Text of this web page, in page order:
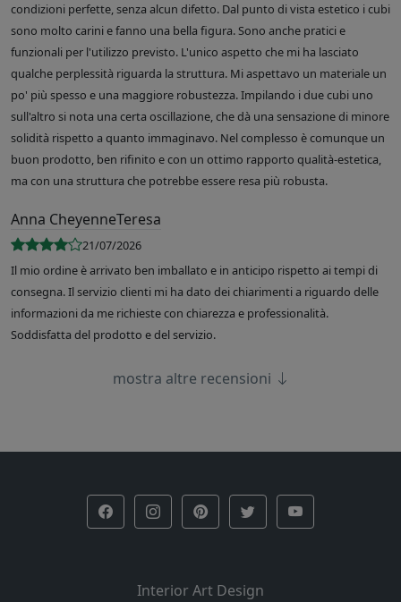
condizioni perfette, senza alcun difetto. Dal punto di vista estetico i cubi
sono molto carini e fanno una bella figura. Sono anche pratici e
funzionali per l'utilizzo previsto. L'unico aspetto che mi ha lasciato
qualche perplessità riguarda la struttura. Mi aspettavo un materiale un
po' più spesso e una maggiore robustezza. Impilando i due cubi uno
sull'altro si nota una certa oscillazione, che dà una sensazione di minore
solidità rispetto a quanto immaginavo. Nel complesso è comunque un
buon prodotto, ben rifinito e con un ottimo rapporto qualità-estetica,
ma con una struttura che potrebbe essere resa più robusta.
Anna CheyenneTeresa
21/07/2026
Il mio ordine è arrivato ben imballato e in anticipo rispetto ai tempi di
consegna. Il servizio clienti mi ha dato dei chiarimenti a riguardo delle
informazioni da me richieste con chiarezza e professionalità.
Soddisfatta del prodotto e del servizio.
mostra altre recensioni
Interior Art Design